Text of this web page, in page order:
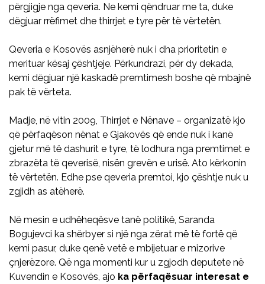
përgjigje nga qeveria. Ne kemi qëndruar me ta, duke
dëgjuar rrëfimet dhe thirrjet e tyre për të vërtetën.
Qeveria e Kosovës asnjëherë nuk i dha prioritetin e
merituar kësaj çështjeje. Përkundrazi, për dy dekada,
kemi dëgjuar një kaskadë premtimesh boshe që mbajnë
pak të vërteta.
Madje, në vitin 2009, Thirrjet e Nënave – organizatë kjo
që përfaqëson nënat e Gjakovës që ende nuk i kanë
gjetur më të dashurit e tyre, të lodhura nga premtimet e
zbrazëta të qeverisë, nisën grevën e urisë. Ato kërkonin
të vërtetën. Edhe pse qeveria premtoi, kjo çështje nuk u
zgjidh as atëherë.
Në mesin e udhëheqësve tanë politikë, Saranda
Bogujevci ka shërbyer si një nga zërat më të fortë që
kemi pasur, duke qenë vetë e mbijetuar e mizorive
çnjerëzore. Që nga momenti kur u zgjodh deputete në
Kuvendin e Kosovës, ajo ka përfaqësuar interesat e